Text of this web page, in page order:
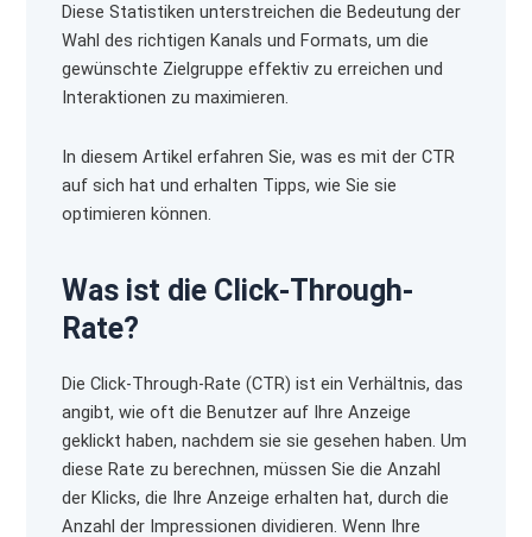
Diese Statistiken unterstreichen die Bedeutung der
Wahl des richtigen Kanals und Formats, um die
gewünschte Zielgruppe effektiv zu erreichen und
Interaktionen zu maximieren.
In diesem Artikel erfahren Sie, was es mit der CTR
auf sich hat und erhalten Tipps, wie Sie sie
optimieren können.
Was ist die Click-Through-
Rate?
Die Click-Through-Rate (CTR) ist ein Verhältnis, das
angibt, wie oft die Benutzer auf Ihre Anzeige
geklickt haben, nachdem sie sie gesehen haben. Um
diese Rate zu berechnen, müssen Sie die Anzahl
der Klicks, die Ihre Anzeige erhalten hat, durch die
Anzahl der Impressionen dividieren. Wenn Ihre